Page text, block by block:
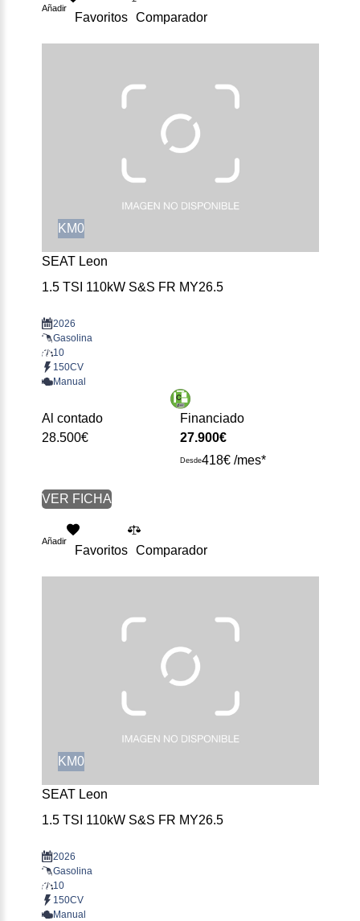
Añadir
Favoritos Comparador
KM0
SEAT Leon
1.5 TSI 110kW S&S FR MY26.5
2026
Gasolina
10
150CV
Manual
Al contado
28.500€
Financiado
27.900€
Desde418€ /mes*
VER FICHA
Añadir
Favoritos Comparador
KM0
SEAT Leon
1.5 TSI 110kW S&S FR MY26.5
2026
Gasolina
10
150CV
Manual